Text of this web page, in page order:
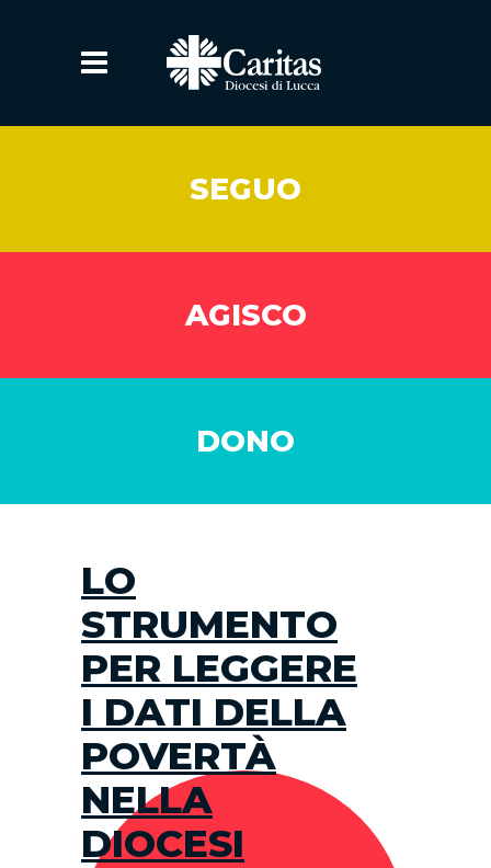
SEGUO
AGISCO
DONO
LO
STRUMENTO
PER LEGGERE
I DATI DELLA
POVERTÀ
NELLA
DIOCESI